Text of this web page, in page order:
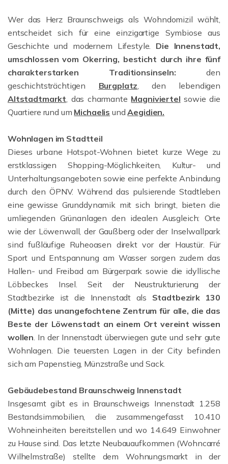
Wer das Herz Braunschweigs als Wohndomizil wählt,
entscheidet sich für eine einzigartige Symbiose aus
Geschichte und modernem Lifestyle. Die Innenstadt,
umschlossen vom Okerring, besticht durch ihre fünf
charakterstarken Traditionsinseln: den
geschichtsträchtigen Burgplatz, den lebendigen
Altstadtmarkt, das charmante Magniviertel sowie die
Quartiere rund um Michaelis undAegidien.
Wohnlagen im Stadtteil
Dieses urbane Hotspot-Wohnen bietet kurze Wege zu
erstklassigen Shopping-Möglichkeiten, Kultur- und
Unterhaltungsangeboten sowie eine perfekte Anbindung
durch den ÖPNV. Während das pulsierende Stadtleben
eine gewisse Grunddynamik mit sich bringt, bieten die
umliegenden Grünanlagen den idealen Ausgleich: Orte
wie der Löwenwall, der Gaußberg oder der Inselwallpark
sind fußläufige Ruheoasen direkt vor der Haustür. Für
Sport und Entspannung am Wasser sorgen zudem das
Hallen- und Freibad am Bürgerpark sowie die idyllische
Löbbeckes Insel. Seit der Neustrukturierung der
Stadtbezirke ist die Innenstadt als Stadtbezirk 130
(Mitte) das unangefochtene Zentrum für alle, die das
Beste der Löwenstadt an einem Ort vereint wissen
wollen. In der Innenstadt überwiegen gute und sehr gute
Wohnlagen. Die teuersten Lagen in der City befinden
sich am Papenstieg, Münzstraße und Sack.
Gebäudebestand Braunschweig Innenstadt
Insgesamt gibt es in Braunschweigs Innenstadt 1.258
Bestandsimmobilien, die zusammengefasst 10.410
Wohneinheiten bereitstellen und wo 14.649 Einwohner
zu Hause sind. Das letzte Neubauaufkommen (Wohncarré
Wilhelmstraße) stellte dem Wohnungsmarkt in der